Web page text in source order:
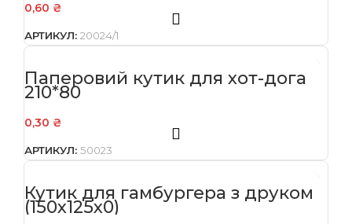
0,60 ₴
АРТИКУЛ: 20024/1
Паперовий кутик для хот-дога
210*80
0,30 ₴
АРТИКУЛ: 50023
Кутик для гамбургера з друком
(150х125х0)